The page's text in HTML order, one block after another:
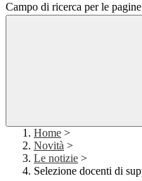
Campo di ricerca per le
Home >
Novità >
Le notizie >
Selezione docenti di